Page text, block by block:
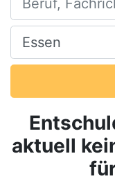
Ort, Stadt
aktuell